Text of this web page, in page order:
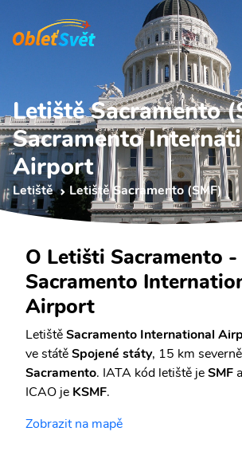
Letiště Sacramento
Sacramento
Airport
Letiště Letiště Sacramento (SMF)
O Letišti Sacramento -
Sacramento
Airport
LetištěSacramento International
ve státěSpojené státy, 15 km
Sacramento. IATA kód letiště jeSMF
ICAO je KSMF.
Zobrazit na mapě